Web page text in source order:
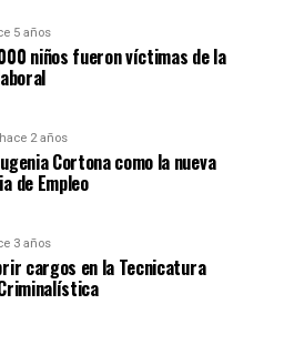
5 años
niños fueron víctimas de la
hace 2 años
Cortona como la nueva
de Empleo
3 años
cargos en la Tecnicatura